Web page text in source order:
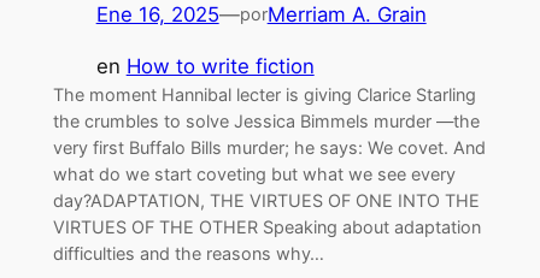
Ene 16, 2025—porMerriam A. Grain
en How to write fiction
The moment Hannibal lecter is giving Clarice Starling
the crumbles to solve Jessica Bimmels murder —the
very first Buffalo Bills murder; he says: We covet. And
what do we start coveting but what we see every
day?ADAPTATION, THE VIRTUES OF ONE INTO THE
VIRTUES OF THE OTHER Speaking about adaptation
difficulties and the reasons why…